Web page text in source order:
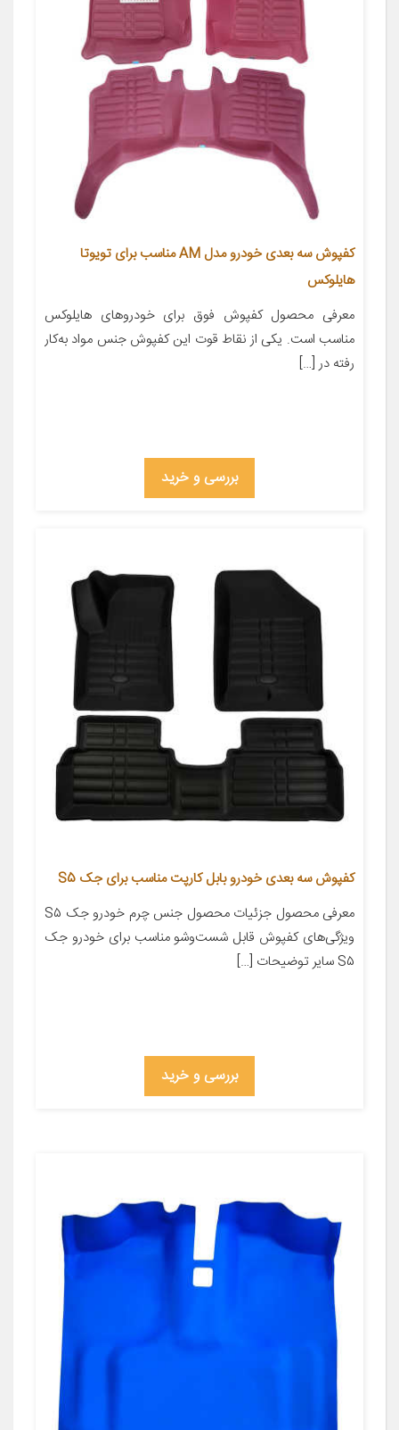
کفپوش سه بعدی خودرو مدل AM مناسب برای تویوتا
هایلوکس
معرفی محصول کفپوش فوق برای خودروهای هایلوکس
مناسب است. یکی از نقاط قوت این کفپوش جنس مواد به‌کار
رفته در […]
بررسی و خرید
کفپوش سه بعدی خودرو بابل کارپت مناسب برای جک S5
معرفی محصول جزئیات محصول جنس چرم خودرو جک S۵
ویژگی‌های کفپوش قابل شست‌وشو مناسب برای خودرو جک
S۵ سایر توضیحات […]
بررسی و خرید